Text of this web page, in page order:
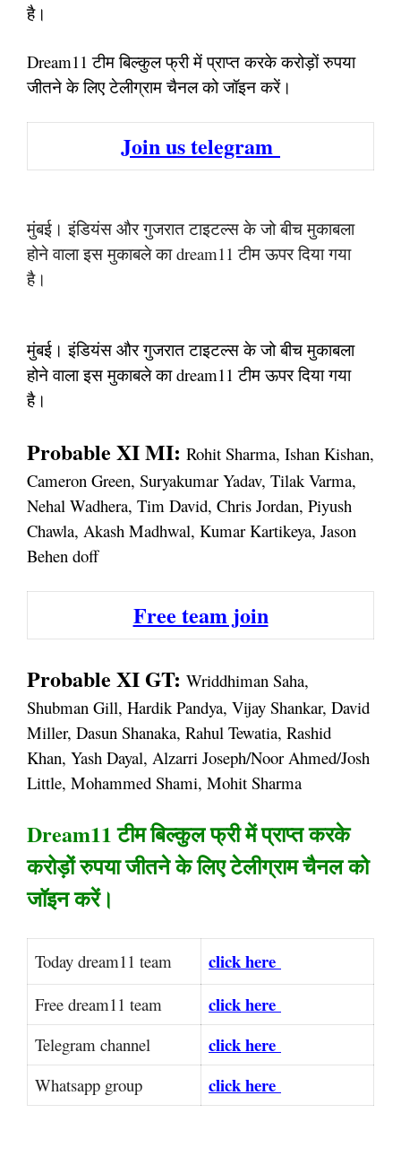
है।
Dream11 टीम बिल्कुल फ्री में प्राप्त करके करोड़ों रुपया
जीतने के लिए टेलीग्राम चैनल को जॉइन करें।
Join us telegram
मुंबई। इंडियंस और गुजरात टाइटल्स के जो बीच मुकाबला
होने वाला इस मुकाबले का dream11 टीम ऊपर दिया गया
है।
मुंबई। इंडियंस और गुजरात टाइटल्स के जो बीच मुकाबला
होने वाला इस मुकाबले का dream11 टीम ऊपर दिया गया
है।
Probable XI MI: Rohit Sharma, Ishan Kishan,
Cameron Green, Suryakumar Yadav, Tilak Varma,
Nehal Wadhera, Tim David, Chris Jordan, Piyush
Chawla, Akash Madhwal, Kumar Kartikeya, Jason
Behen doff
Free team join
Probable XI GT: Wriddhiman Saha,
Shubman Gill, Hardik Pandya, Vijay Shankar, David
Miller, Dasun Shanaka, Rahul Tewatia, Rashid
Khan, Yash Dayal, Alzarri Joseph/Noor Ahmed/Josh
Little, Mohammed Shami, Mohit Sharma
Dream11 टीम बिल्कुल फ्री में प्राप्त करके
करोड़ों रुपया जीतने के लिए टेलीग्राम चैनल को
जॉइन करें।
Today dream11 team click here
Free dream11 team click here
Telegram channel click here
Whatsapp group click here